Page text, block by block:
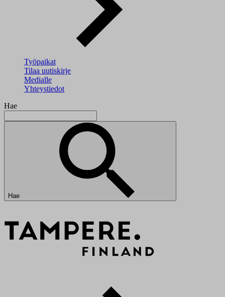
Työpaikat
Tilaa uutiskirje
Medialle
Yhteystiedot
Hae
Hae